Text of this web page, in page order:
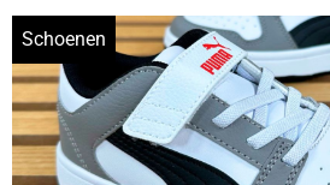
Schoenen